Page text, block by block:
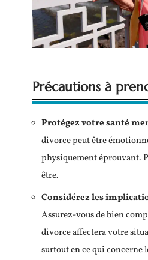
Précautions à
Protégez votre santé
divorce peut être
physiquement éprouvant.
être.
Considérez les
Assurez-vous de bien
divorce affectera votre
surtout en ce qui concerne